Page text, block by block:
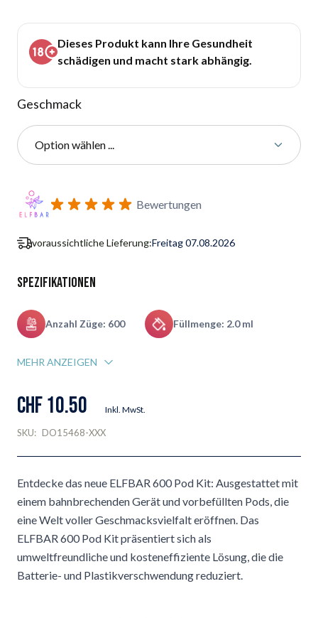
Dieses Produkt kann Ihre Gesundheit
schädigen und macht stark abhängig.
Geschmack
Option wählen ...
Benachrichtigungsformular für Wiederverfügbarkeit
Bewertungen
voraussichtliche Lieferung:Freitag 07.08.2026
Spezifikationen
Anzahl Züge: 600 Füllmenge: 2.0 ml
MEHR ANZEIGEN
CHF 10.50 Inkl. MwSt.
SKU: DO15468-XXX
Entdecke das neue ELFBAR 600 Pod Kit: Ausgestattet mit
einem bahnbrechenden Gerät und vorbefüllten Pods, die
eine Welt voller Geschmacksvielfalt eröffnen. Das
ELFBAR 600 Pod Kit präsentiert sich als
umweltfreundliche und kosteneffiziente Lösung, die die
Batterie- und Plastikverschwendung reduziert.